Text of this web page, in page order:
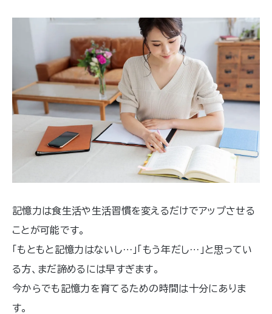
さまざまな困りごとの解決に、本記事を
お役立てください。
記憶力は食生活や生活習慣を変えるだけでアップさせる
ことが可能です。
「もともと記憶力はないし…」「もう年だし…」と思ってい
る方、まだ諦めるには早すぎます。
今からでも記憶力を育てるための時間は十分にありま
す。